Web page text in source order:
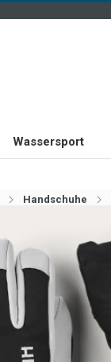
Wassersport
Handschuhe